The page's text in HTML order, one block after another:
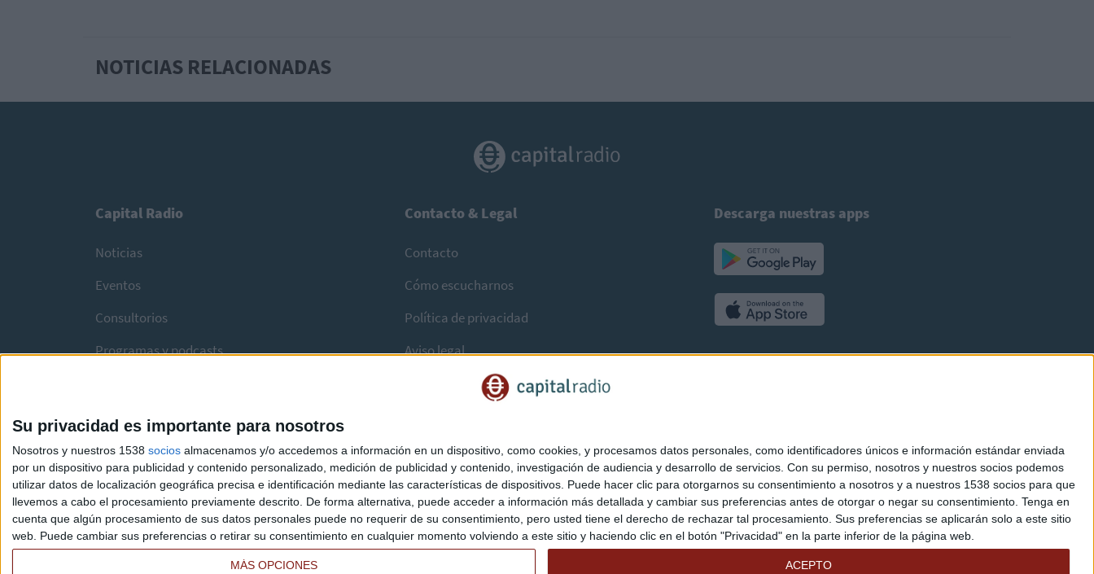
Su privacidad es importante para nosotros
Nosotros y nuestros 1538 socios almacenamos y/o accedemos a información en un dispositivo, como cookies, y procesamos datos personales, como identificadores únicos e información estándar enviada
por un dispositivo para publicidad y contenido personalizado, medición de publicidad y contenido, investigación de audiencia y desarrollo de servicios. Con su permiso, nosotros y nuestros socios podemos
utilizar datos de localización geográfica precisa e identificación mediante las características de dispositivos. Puede hacer clic para otorgarnos su consentimiento a nosotros y a nuestros 1538 socios para que
llevemos a cabo el procesamiento previamente descrito. De forma alternativa, puede acceder a información más detallada y cambiar sus preferencias antes de otorgar o negar su consentimiento. Tenga en
cuenta que algún procesamiento de sus datos personales puede no requerir de su consentimiento, pero usted tiene el derecho de rechazar tal procesamiento. Sus preferencias se aplicarán solo a este sitio
web. Puede cambiar sus preferencias o retirar su consentimiento en cualquier momento volviendo a este sitio y haciendo clic en el botón "Privacidad" en la parte inferior de la página web.
MÁS OPCIONES ACEPTO
NOTICIAS RELACIONADAS
Capital Radio
Noticias
Eventos
Consultorios
Programas y podcasts
Contacto & Legal
Contacto
Cómo escucharnos
Política de privacidad
Aviso legal
Descarga nuestras apps